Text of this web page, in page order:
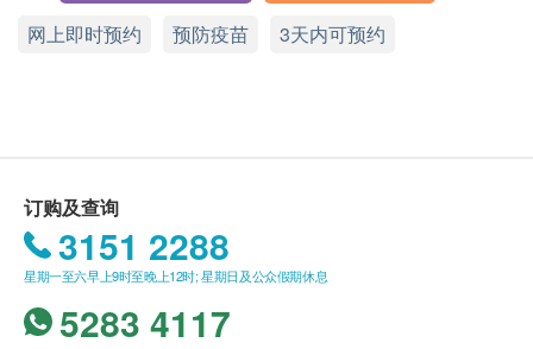
如阁下有以下任何一种情况，请在接受疫苗注射前咨
完整参考信息(
有效期
进行健康检查后，一般情况下，需大概7 - 14 个工作
天跟进检查报告， 工作天不包括星期六、日及公众假
期。轮侯报告讲解时间会因应不同情况(如个别化验项
目所需时间或客人指明特定时段)而有所延长。
星期一至五︰9:00a.m. – 6:00p.m.
网上即时预约
预防疫苗 3天内可预约
订购及查询
3151 2288
星期一至六早上9时至晚上12时; 星期日及公众假期休息
5283 4117